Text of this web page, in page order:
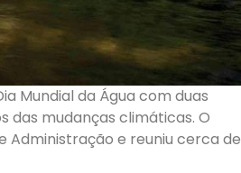
Mundial da Água com duas
das mudanças climáticas. O
Administração e reuniu cerca de